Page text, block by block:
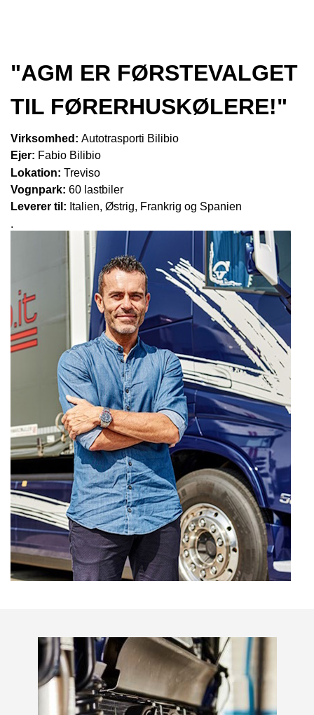
"AGM ER FØRSTEVALGET
TIL FØRERHUSKØLERE!"
Virksomhed: Autotrasporti Bilibio
Ejer: Fabio Bilibio
Lokation: Treviso
Vognpark: 60 lastbiler
Leverer til : Italien, Østrig, Frankrig og Spanien
.